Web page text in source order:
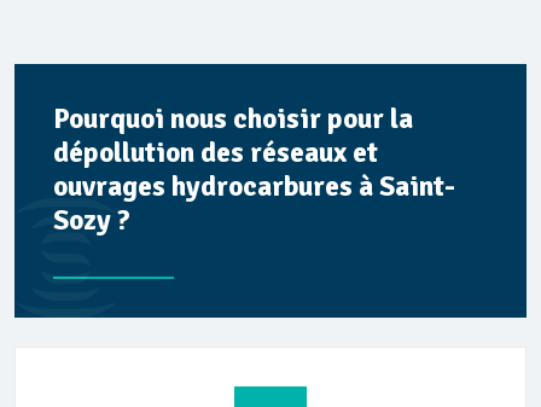
Pourquoi nous choisir pour la
dépollution des réseaux et
ouvrages hydrocarbures à Saint-
Sozy ?